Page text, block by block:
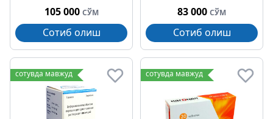
105 000 СЎМ
Сотиб олиш
83 000 СЎМ
Сотиб олиш
сотувда мавжуд сотувда мавжуд